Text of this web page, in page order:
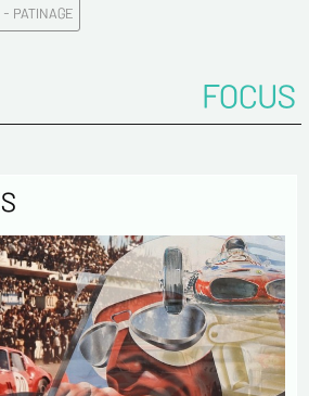
:
PATINAGE
FOCUS